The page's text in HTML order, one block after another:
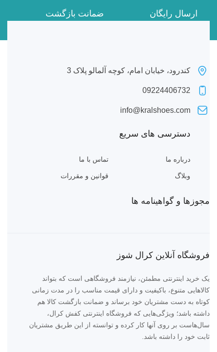
ارسال رایگان ضمانت بازگشت
کندرود، خیابان امام، کوچه آلمالو پلاک 3
09224406732
info@kralshoes.com
دسترسی های سریع
درباره ما تماس با ما
وبلاگ قوانین و مقررات
مجوزها و گواهینامه ها
فروشگاه آنلاین کرال شوز
یک خرید اینترنتی مطمئن، نیازمند فروشگاهی است که بتواند
کالاهایی متنوع، باکیفیت و دارای قیمت مناسب را در مدت زمانی
کوتاه به دست مشتریان خود برساند و ضمانت بازگشت کالا هم
داشته باشد؛ ویژگی‌هایی که فروشگاه اینترنتی کفش کرال،
سال‌هاست بر روی آنها کار کرده و توانسته از این طریق مشتریان
ثابت خود را داشته باشد.